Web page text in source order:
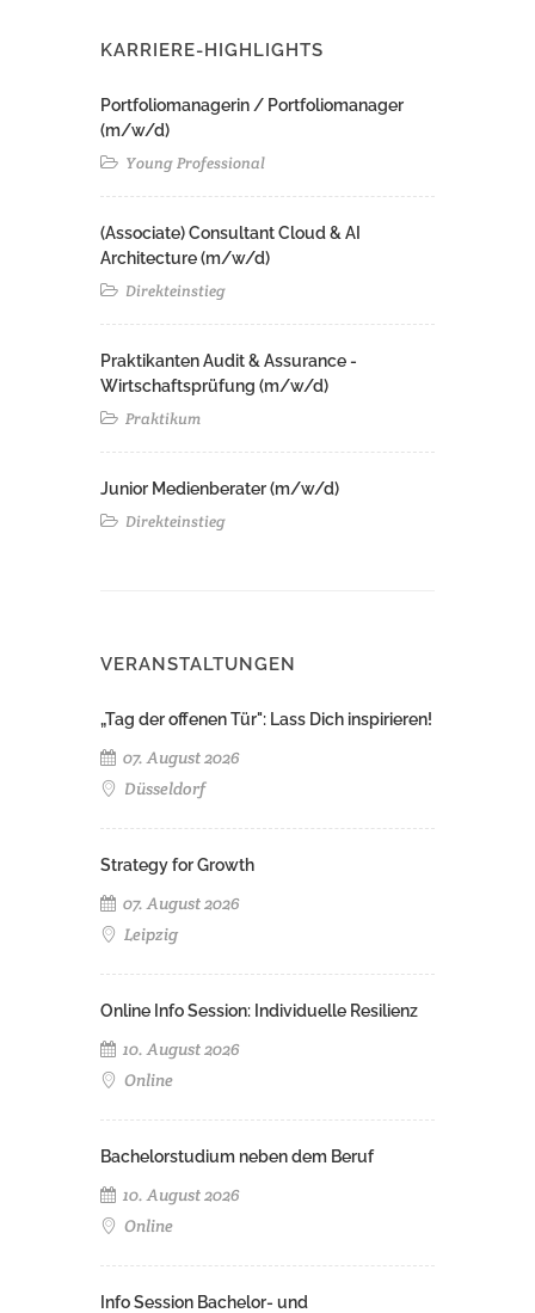
KARRIERE-HIGHLIGHTS
Portfoliomanagerin / Portfoliomanager
(m/w/d)
Young Professional
(Associate) Consultant Cloud & AI
Architecture (m/w/d)​ ​
Direkteinstieg
Praktikanten Audit & Assurance -
Wirtschaftsprüfung (m/w/d)
Praktikum
Junior Medienberater (m/w/d)
Direkteinstieg
VERANSTALTUNGEN
„Tag der offenen Tür": Lass Dich inspirieren!
07. August 2026
Düsseldorf
Strategy for Growth
07. August 2026
Leipzig
Online Info Session: Individuelle Resilienz
10. August 2026
Online
Bachelorstudium neben dem Beruf
10. August 2026
Online
Info Session Bachelor- und